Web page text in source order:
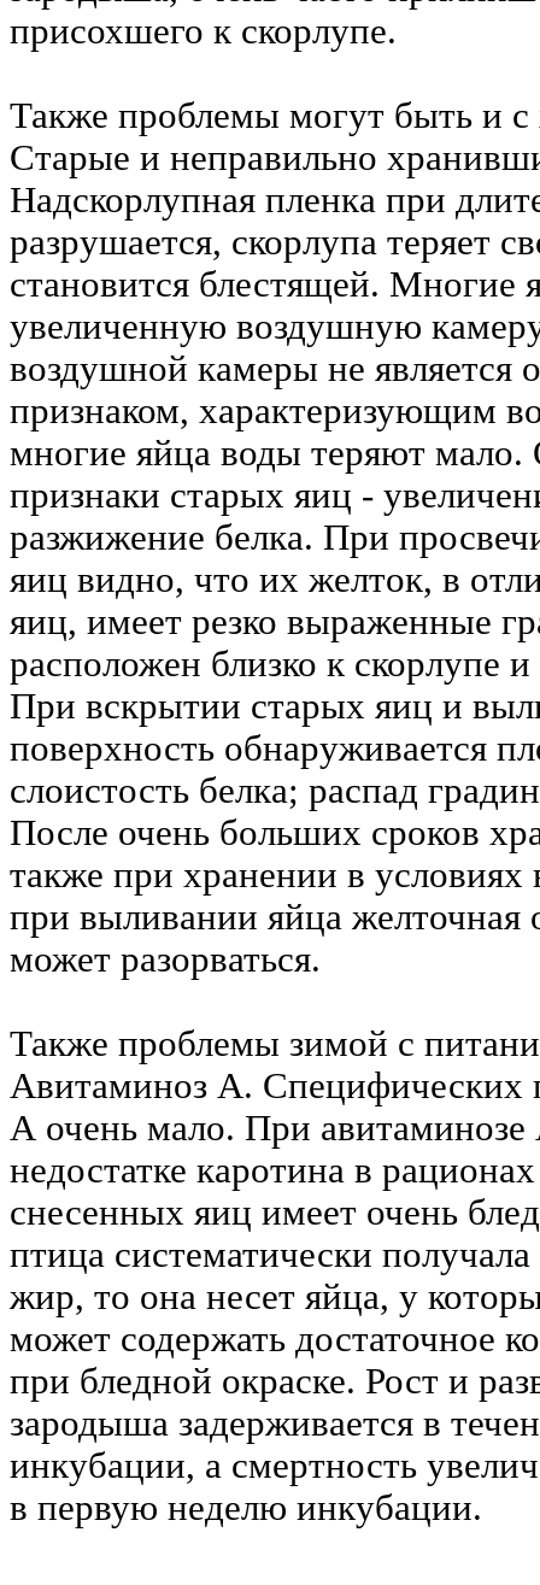
присохшего к скорлупе.
Также проблемы могут быть и
Старые и неправильно
Надскорлупная пленка при
разрушается, скорлупа теряет
становится блестящей. Многие
увеличенную воздушную
воздушной камеры не является
признаком, характеризующим
многие яйца воды теряют
признаки старых яиц -
разжижение белка. При
яиц видно, что их желток, в
яиц, имеет резко выраженные
расположен близко к скорлупе
При вскрытии старых яиц и
поверхность обнаруживается
слоистость белка; распад
После очень больших сроков
также при хранении в
при выливании яйца желточная
может разорваться.
Также проблемы зимой с
Авитаминоз А. Специфических
А очень мало. При
недостатке каротина в
снесенных яиц имеет очень
птица систематически
жир, то она несет яйца, у
может содержать достаточное
при бледной окраске. Рост и
зародыша задерживается в
инкубации, а смертность
в первую неделю инкубации.